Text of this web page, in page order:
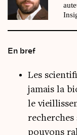
En bref
Les
jamais la
le
pouvons